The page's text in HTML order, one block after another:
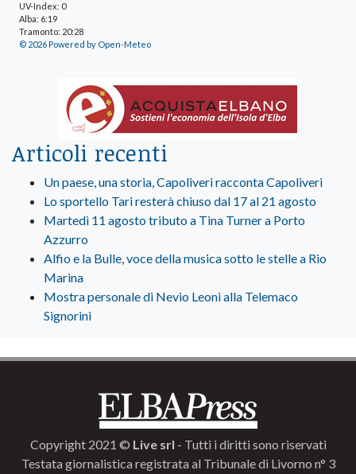
UV-Index: 0
Alba: 6:19
Tramonto: 20:28
© 2026 Powered by Open-Meteo
Articoli recenti
Un paese, una storia, Capoliveri racconta Capoliveri
Lo sportello Tari resterà chiuso dal 17 al 21 agosto
Martedì 11 agosto tributo a Tina Turner a Porto
Azzurro
Alfio e la Bulle, voce della musica sotto le stelle a Rio
Marina
Mostra personale di Nevio Leoni alla Telemaco
Signorini
Copyright 2021 © Live srl - Tutti i diritti sono riservati
Testata giornalistica registrata al Tribunale di Livorno n° 3